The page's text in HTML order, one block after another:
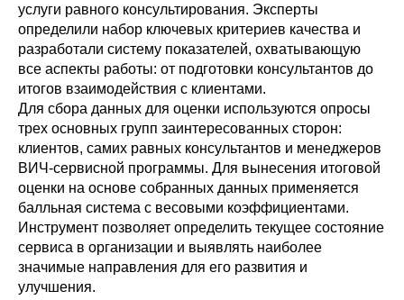
услуги равного консультирования. Эксперты
определили набор ключевых критериев качества и
разработали систему показателей, охватывающую
все аспекты работы: от подготовки консультантов до
итогов взаимодействия с клиентами.
Для сбора данных для оценки используются опросы
трех основных групп заинтересованных сторон:
клиентов, самих равных консультантов и менеджеров
ВИЧ-сервисной программы. Для вынесения итоговой
оценки на основе собранных данных применяется
балльная система с весовыми коэффициентами.
Инструмент позволяет определить текущее состояние
сервиса в организации и выявлять наиболее
значимые направления для его развития и
улучшения.